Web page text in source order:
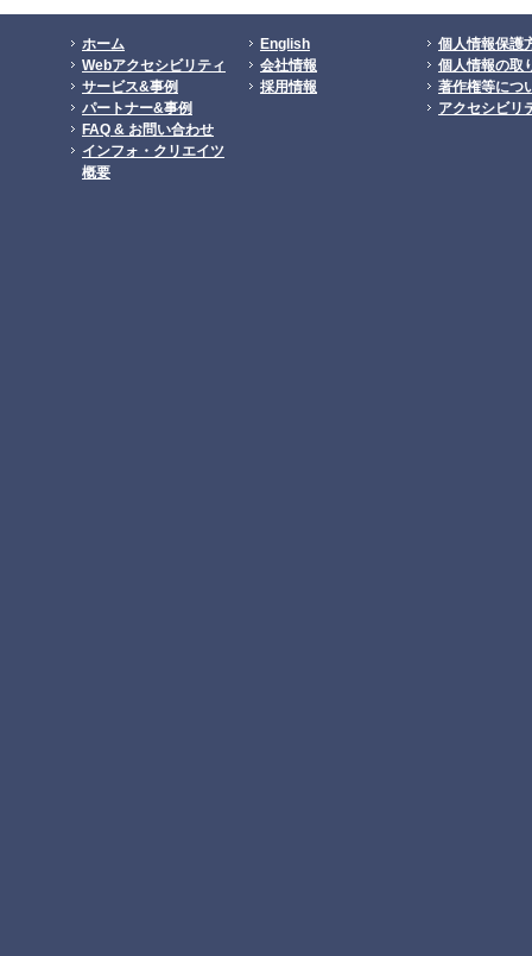
ホーム
Webアクセシビリティ
サービス&事例
パートナー&事例
FAQ & お問い合わせ
インフォ・クリエイツ
概要
English
会社情報
採用情報
個人情報保護
個人情報の取
著作権等につ
アクセシビリ